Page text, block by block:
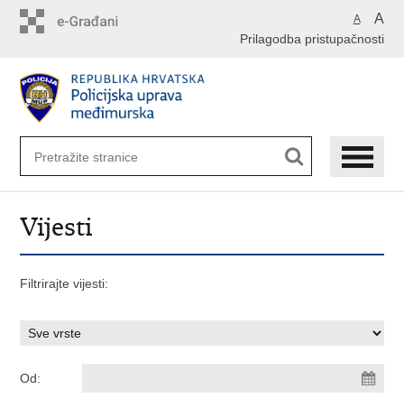
A A
Prilagodba pristupačnosti
Vijesti
Filtrirajte vijesti:
Od: